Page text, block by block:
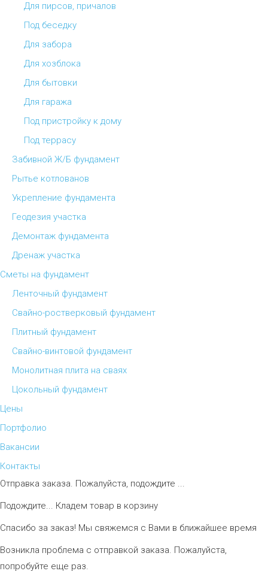
Для пирсов, причалов
Под беседку
Для забора
Для хозблока
Для бытовки
Для гаража
Под пристройку к дому
Под террасу
Забивной Ж/Б фундамент
Рытье котлованов
Укрепление фундамента
Геодезия участка
Демонтаж фундамента
Дренаж участка
Сметы на фундамент
Ленточный фундамент
Свайно-ростверковый фундамент
Плитный фундамент
Свайно-винтовой фундамент
Монолитная плита на сваях
Цокольный фундамент
Цены
Портфолио
Вакансии
Контакты
Отправка заказа. Пожалуйста, подождите ...
Подождите... Кладем товар в корзину
Спасибо за заказ! Мы свяжемся с Вами в ближайшее время
Возникла проблема с отправкой заказа. Пожалуйста,
попробуйте еще раз.